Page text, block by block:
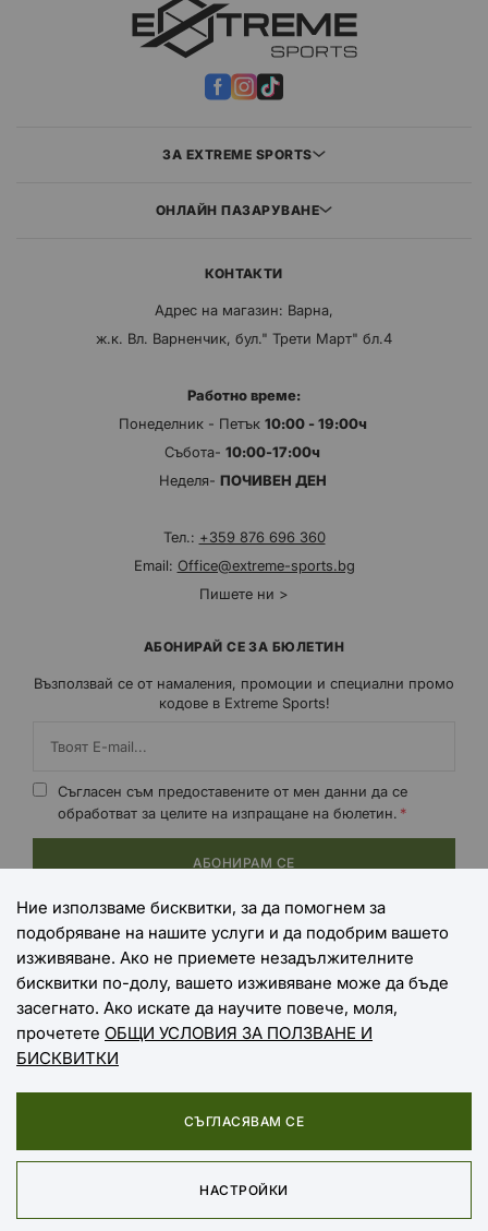
ЗА EXTREME SPORTS
ОНЛАЙН ПАЗАРУВАНЕ
КОНТАКТИ
Адрес на магазин: Варна,
ж.к. Вл. Варненчик, бул." Трети Март" бл.4
Работно време:
Понеделник - Петък 10:00 - 19:00ч
Събота- 10:00-17:00ч
Неделя- ПОЧИВЕН ДЕН
Тел.: +359 876 696 360
Email: Office@extreme-sports.bg
Пишете ни >
АБОНИРАЙ СЕ ЗА БЮЛЕТИН
Възползвай се от намаления, промоции и специални промо
кодове в Extreme Sports!
Съгласен съм предоставените от мен данни да се
обработват за целите на изпращане на бюлетин.
АБОНИРАМ СЕ
НАЧИНИ НА ПЛАЩАНЕ
НАЧИНИ НА ДОСТАВКА
Copyright © 2025 EXTREME SPORTS
Онлайн магазин от
Ние използваме бисквитки, за да помогнем за
подобряване на нашите услуги и да подобрим вашето
изживяване. Ако не приемете незадължителните
бисквитки по-долу, вашето изживяване може да бъде
засегнато. Ако искате да научите повече, моля,
прочетете ОБЩИ УСЛОВИЯ ЗА ПОЛЗВАНЕ И
БИСКВИТКИ
СЪГЛАСЯВАМ СЕ
НАСТРОЙКИ